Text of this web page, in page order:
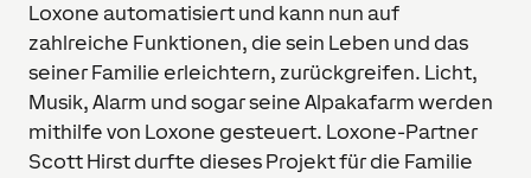
Loxone automatisiert und kann nun auf
zahlreiche Funktionen, die sein Leben und das
seiner Familie erleichtern, zurückgreifen. Licht,
Musik, Alarm und sogar seine Alpakafarm werden
mithilfe von Loxone gesteuert. Loxone-Partner
Scott Hirst durfte dieses Projekt für die Familie